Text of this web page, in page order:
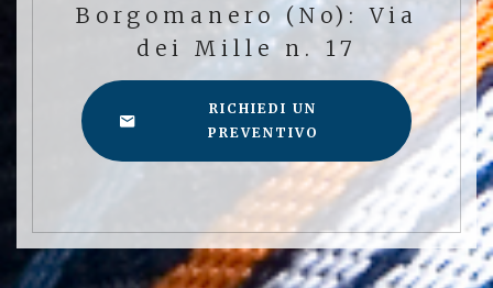
Borgomanero (No): Via
dei Mille n. 17
RICHIEDI UN
PREVENTIVO